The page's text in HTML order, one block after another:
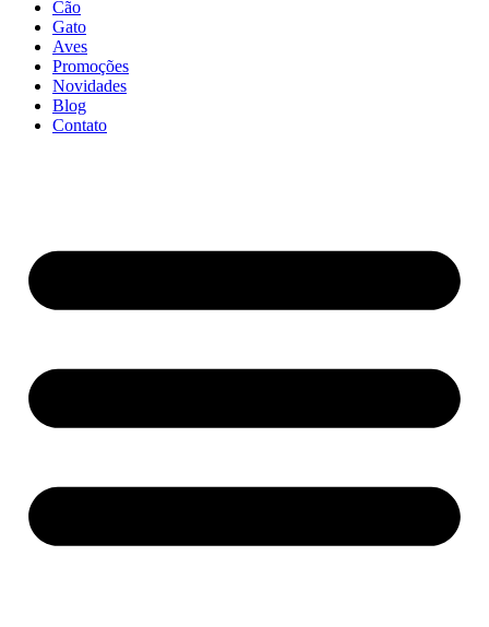
Cão
Gato
Aves
Promoções
Novidades
Blog
Contato